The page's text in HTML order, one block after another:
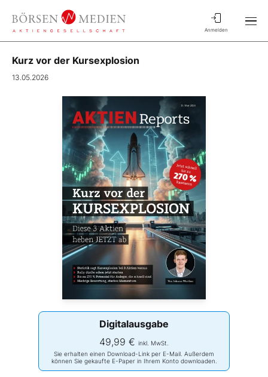
Anmelden
Kurz vor der Kursexplosion
13.05.2026
Digitalausgabe
49,99 € inkl. MwSt.
Sie erhalten einen Download-Link per E-Mail. Außerdem
können Sie gekaufte E-Paper in Ihrem Konto downloaden.